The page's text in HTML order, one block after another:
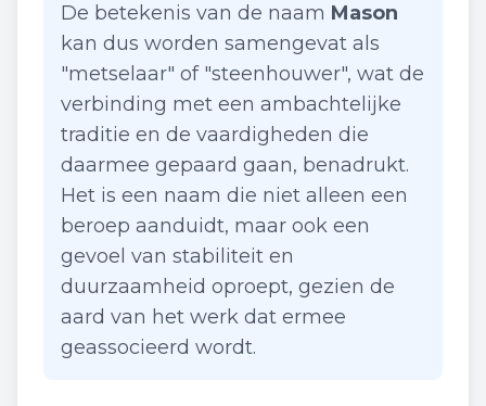
De betekenis van de naam Mason
kan dus worden samengevat als
"metselaar" of "steenhouwer", wat de
verbinding met een ambachtelijke
traditie en de vaardigheden die
daarmee gepaard gaan, benadrukt.
Het is een naam die niet alleen een
beroep aanduidt, maar ook een
gevoel van stabiliteit en
duurzaamheid oproept, gezien de
aard van het werk dat ermee
geassocieerd wordt.